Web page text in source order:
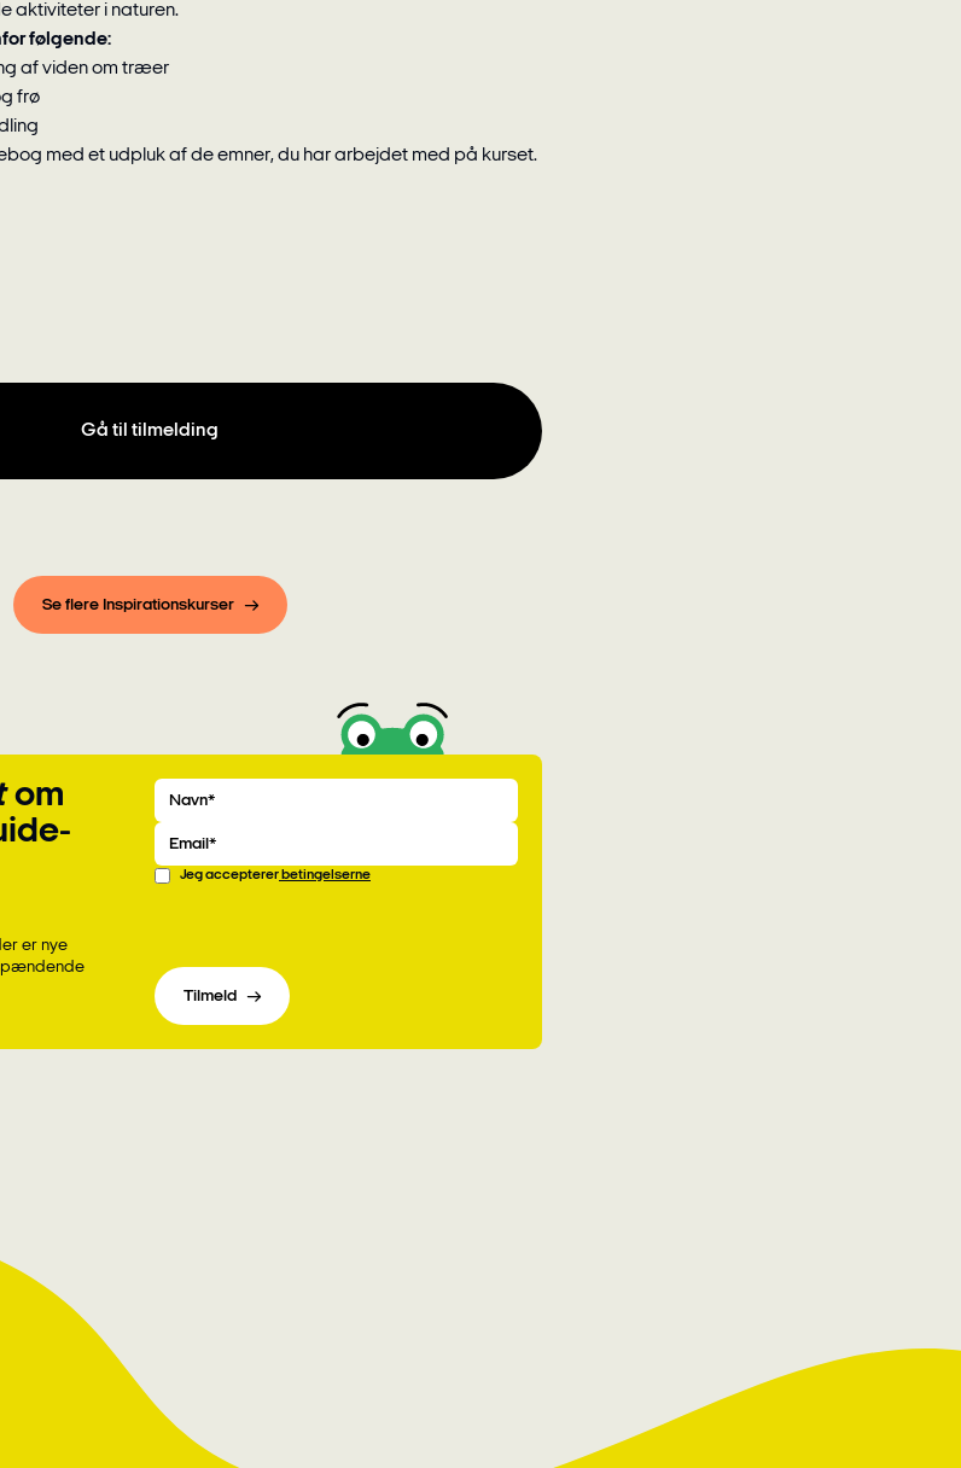
aktiviteter i naturen.
følgende:
af viden om træer
frø
med et udpluk af de emner, du har arbejdet med på kurset.
Gå til tilmelding
Se flere Inspirationskurser
om
er nye
Navn
Email
Jeg accepterer betingelserne
Tilmeld